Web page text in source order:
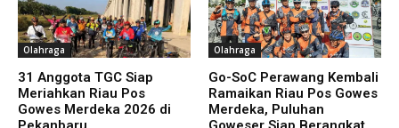
Olahraga
31 Anggota TGC Siap
Meriahkan Riau Pos
Gowes Merdeka 2026 di
Olahraga
Go-SoC Perawang Kembali
Ramaikan Riau Pos Gowes
Merdeka, Puluhan